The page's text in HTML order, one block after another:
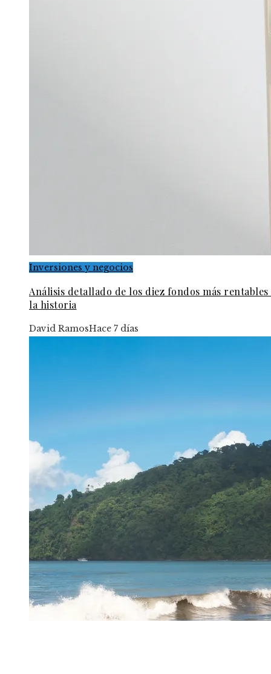
Inversiones y negocios
Análisis detallado de los diez fondos más rentables
la historia
David RamosHace 7 días